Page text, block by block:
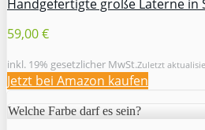
Handgefertigte große Laterne in
59,00 €
inkl. 19% gesetzlicher MwSt.Zuletzt
Jetzt bei Amazon kaufen
Welche Farbe darf es sein?